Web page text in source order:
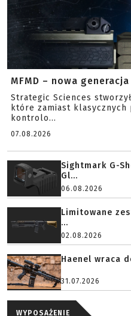
MFMD – nowa
Strategic Sciences
które zamiast
kontrolo...
07.08.2026
Sightmark G-
Gl...
06.08.2026
Limitowane
...
02.08.2026
Haenel wraca
31.07.2026
WYPOSAŻENIE